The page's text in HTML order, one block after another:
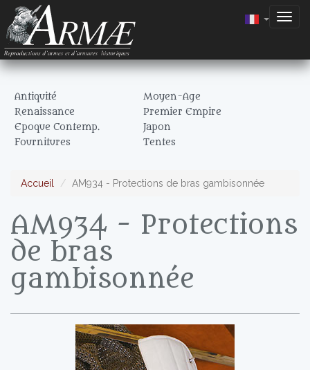
Antiquité
Moyen-Age
Renaissance
Premier Empire
Epoque Contemp.
Japon
Fournitures
Tentes
Accueil AM934 - Protections de bras gambisonnée
AM934 - Protections
de bras
gambisonnée